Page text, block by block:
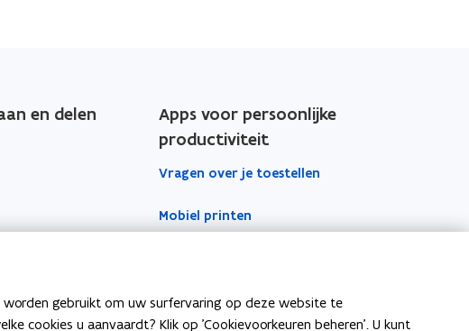
en delen
Apps voor persoonlijke
productiviteit
Vragen over je toestellen
Mobiel printen
Outlook
gebruikt om uw surfervaring op deze website te
cookies u aanvaardt? Klik op 'Cookievoorkeuren beheren'. U kunt